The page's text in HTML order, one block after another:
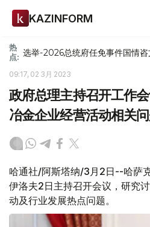
KAZINFORM
热
点: 选举-2026总统府任免事件国情咨
09:17, 02 3月 2023
政府总理主持召开工作
冶金企业经营活动相关
哈通社/阿斯塔纳/3月2日--哈萨
伊洛夫2日主持召开会议，研究
动及行业发展热点问题。